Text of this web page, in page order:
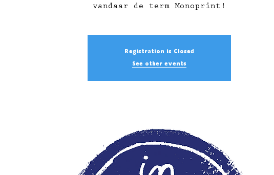
vandaar de term Monoprint!
Registration is Closed
See other events